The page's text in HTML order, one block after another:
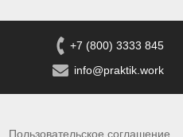
+7 (800) 3333 845
info@praktik.work
Пользовательское соглашение